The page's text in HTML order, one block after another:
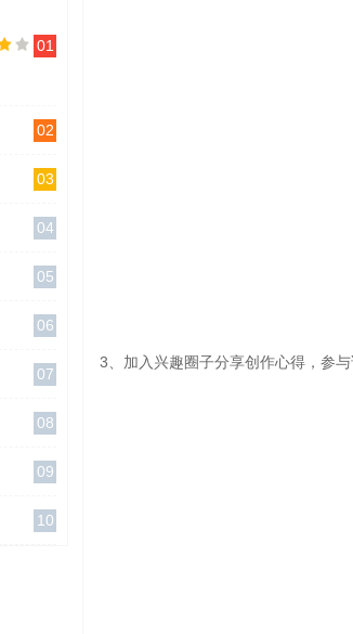
01
02
03
04
05
06
07
08
09
10
3、加入兴趣圈子分享创作心得，参